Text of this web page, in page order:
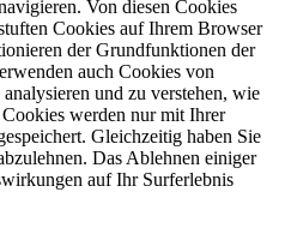
Von diesen Cookies
Cookies auf Ihrem Browser
der Grundfunktionen der
auch Cookies von
und zu verstehen, wie
werden nur mit Ihrer
Gleichzeitig haben Sie
Das Ablehnen einiger
auf Ihr Surferlebnis